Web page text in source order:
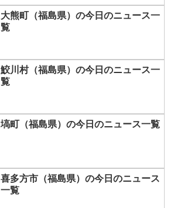
大熊町（福島県）の今日のニュース一
覧
鮫川村（福島県）の今日のニュース一
覧
塙町（福島県）の今日のニュース一覧
喜多方市（福島県）の今日のニュース
一覧